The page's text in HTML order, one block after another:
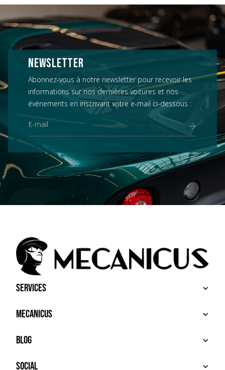
NEWSLETTER
Abonnez-vous à notre newsletter pour recevoir les
informations sur nos dernières voitures et nos
événements en inscrivant votre e-mail ci-dessous :
Services
ACHETER
VENDRE
SERVICES PREMIUM
Mecanicus
À PROPOS
HOUSE MECANICUS
Blog
NEWS
Social